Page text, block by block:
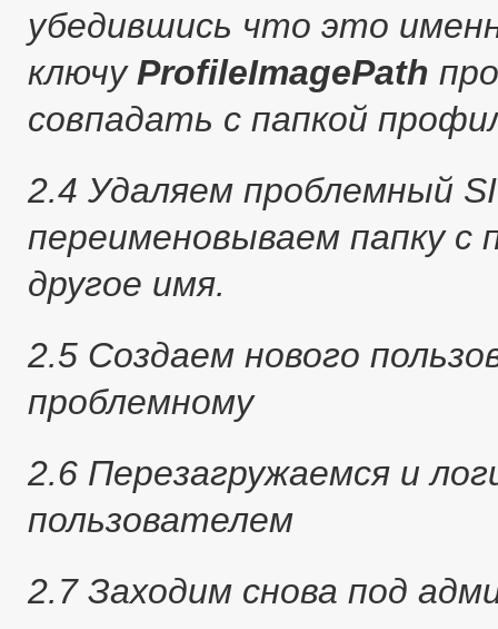
убедившись что это
ключуProfileImagePath
совпадать с папкой
2.4 Удаляем проблемный
переименовываем папку с
другое имя.
2.5 Создаем нового
проблемному
2.6 Перезагружаемся и
пользователем
2.7 Заходим снова под